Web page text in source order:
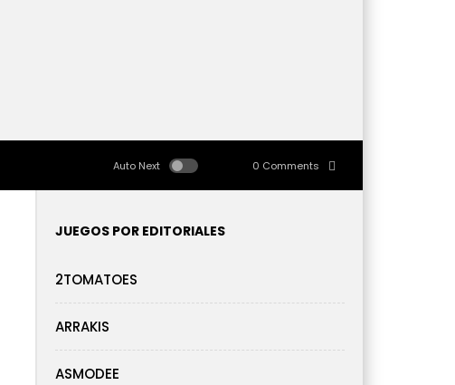
Auto Next 0 Comments
JUEGOS POR EDITORIALES
2TOMATOES
ARRAKIS
ASMODEE